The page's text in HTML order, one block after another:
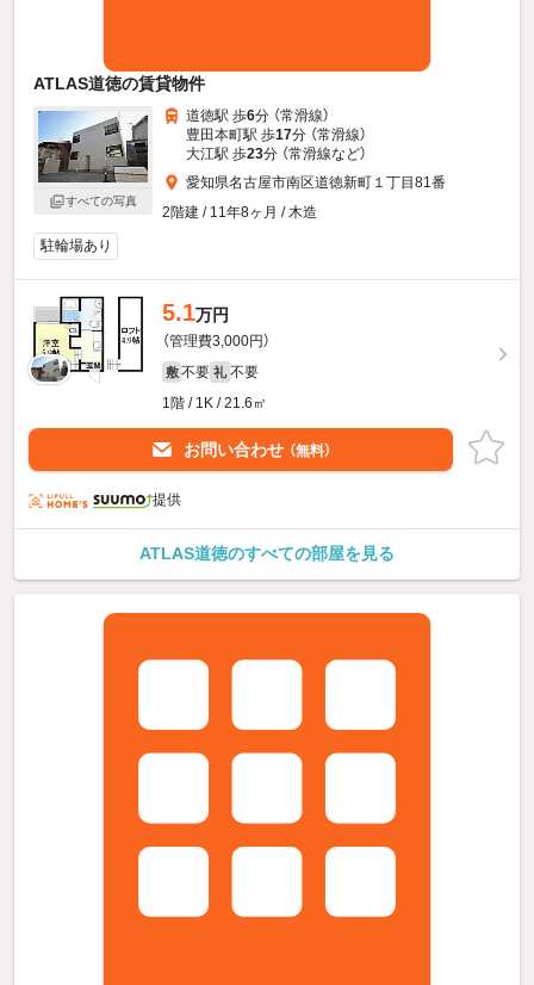
ATLAS道徳の賃貸物件
すべての写真
道徳駅 歩6分 （常滑線）
豊田本町駅 歩17分 （常滑線）
大江駅 歩23分 （常滑線など）
愛知県名古屋市南区道徳新町１丁目81番
2階建 / 11年8ヶ月 / 木造
駐輪場あり
5.1万円
（管理費3,000円）
敷 不要 礼 不要
1階 / 1K / 21.6㎡
お問い合わせ （無料）
提供
ATLAS道徳のすべての部屋を見る